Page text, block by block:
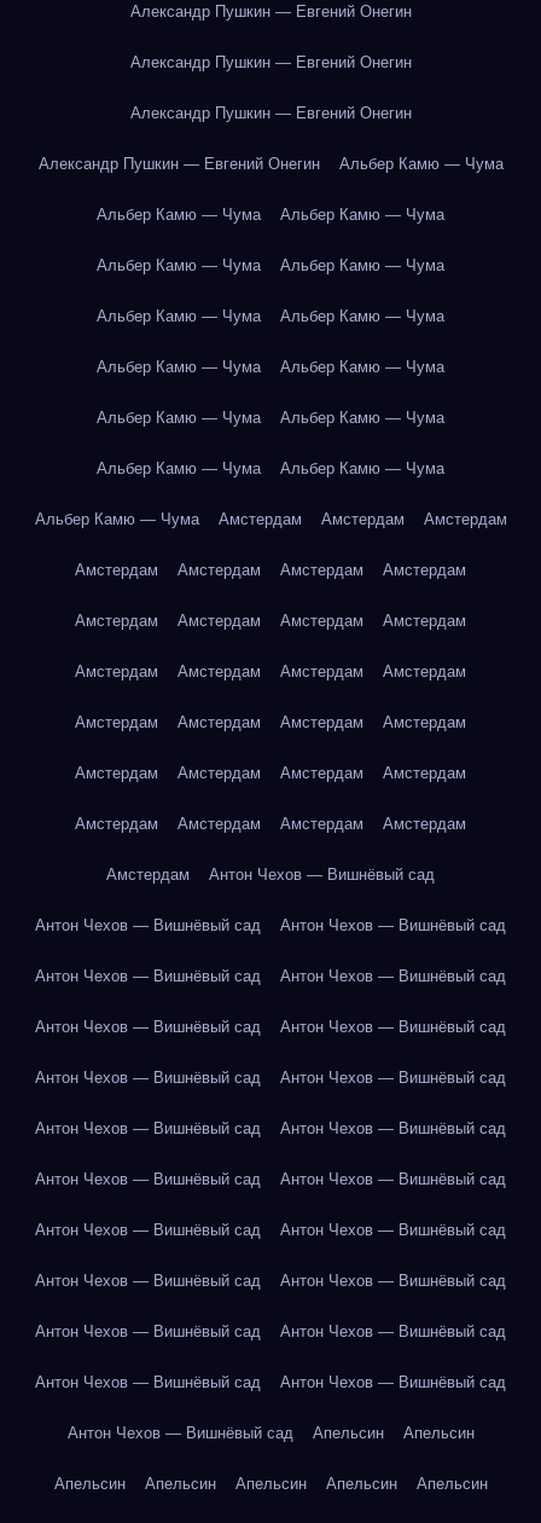
Александр Пушкин — Евгений Онегин
Александр Пушкин — Евгений Онегин
Александр Пушкин — Евгений Онегин
Александр Пушкин — Евгений Онегин Альбер Камю — Чума
Альбер Камю — Чума Альбер Камю — Чума
Альбер Камю — Чума Альбер Камю — Чума
Альбер Камю — Чума Альбер Камю — Чума
Альбер Камю — Чума Альбер Камю — Чума
Альбер Камю — Чума Альбер Камю — Чума
Альбер Камю — Чума Альбер Камю — Чума
Альбер Камю — Чума Амстердам Амстердам Амстердам
Амстердам Амстердам Амстердам Амстердам
Амстердам Амстердам Амстердам Амстердам
Амстердам Амстердам Амстердам Амстердам
Амстердам Амстердам Амстердам Амстердам
Амстердам Амстердам Амстердам Амстердам
Амстердам Амстердам Амстердам Амстердам
Амстердам Антон Чехов — Вишнёвый сад
Антон Чехов — Вишнёвый сад Антон Чехов — Вишнёвый сад
Антон Чехов — Вишнёвый сад Антон Чехов — Вишнёвый сад
Антон Чехов — Вишнёвый сад Антон Чехов — Вишнёвый сад
Антон Чехов — Вишнёвый сад Антон Чехов — Вишнёвый сад
Антон Чехов — Вишнёвый сад Антон Чехов — Вишнёвый сад
Антон Чехов — Вишнёвый сад Антон Чехов — Вишнёвый сад
Антон Чехов — Вишнёвый сад Антон Чехов — Вишнёвый сад
Антон Чехов — Вишнёвый сад Антон Чехов — Вишнёвый сад
Антон Чехов — Вишнёвый сад Антон Чехов — Вишнёвый сад
Антон Чехов — Вишнёвый сад Антон Чехов — Вишнёвый сад
Антон Чехов — Вишнёвый сад Апельсин Апельсин
Апельсин Апельсин Апельсин Апельсин Апельсин